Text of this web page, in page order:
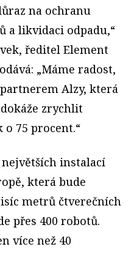
na ochranu
a likvidaci odpadu,“
ředitel Element
„Máme radost,
Alzy, která
zrychlit
75 procent.“
instalací
která bude
metrů čtverečních
přes 400 robotů.
více než 40